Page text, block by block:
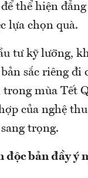
thể hiện
lựa chọn quà.
tư kỹ lưỡng,
sắc riêng đi
mùa Tết
của nghệ
trọng.
độc bản đầy ý